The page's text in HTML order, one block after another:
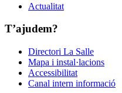
Actualitat
T’ajudem?
Directori La Salle
Mapa i instal·lacions
Accessibilitat
Canal intern informació